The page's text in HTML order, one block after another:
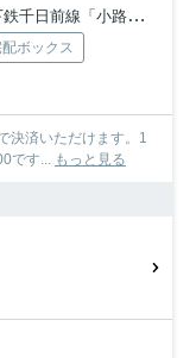
日前線「小路」駅 徒歩21分
ボックス
決済いただけます。1
です... もっと見る